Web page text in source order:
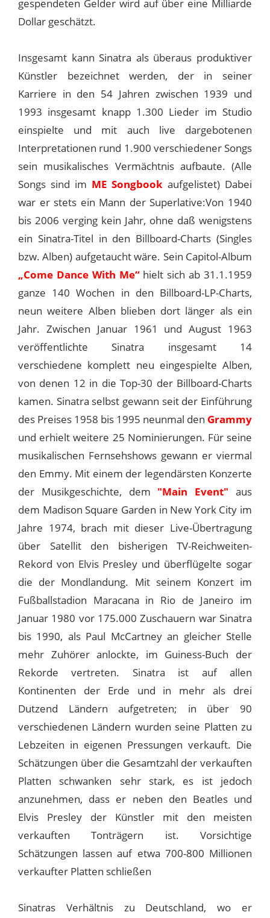
gespendeten Gelder wird auf über eine Milliarde
Dollar geschätzt.
Insgesamt kann Sinatra als überaus produktiver
Künstler bezeichnet werden, der in seiner
Karriere in den 54 Jahren zwischen 1939 und
1993 insgesamt knapp 1.300 Lieder im Studio
einspielte und mit auch live dargebotenen
Interpretationen rund 1.900 verschiedener Songs
sein musikalisches Vermächtnis aufbaute. (Alle
Songs sind im ME Songbook aufgelistet) Dabei
war er stets ein Mann der Superlative:Von 1940
bis 2006 verging kein Jahr, ohne daß wenigstens
ein Sinatra-Titel in den Billboard-Charts (Singles
bzw. Alben) aufgetaucht wäre. Sein Capitol-Album
„Come Dance With Me“hielt sich ab 31.1.1959
ganze 140 Wochen in den Billboard-LP-Charts,
neun weitere Alben blieben dort länger als ein
Jahr. Zwischen Januar 1961 und August 1963
veröffentlichte Sinatra insgesamt 14
verschiedene komplett neu eingespielte Alben,
von denen 12 in die Top-30 der Billboard-Charts
kamen. Sinatra selbst gewann seit der Einführung
des Preises 1958 bis 1995 neunmal den Grammy
und erhielt weitere 25 Nominierungen. Für seine
musikalischen Fernsehshows gewann er viermal
den Emmy. Mit einem der legendärsten Konzerte
der Musikgeschichte, dem "Main Event" aus
dem Madison Square Garden in New York City im
Jahre 1974, brach mit dieser Live-Übertragung
über Satellit den bisherigen TV-Reichweiten-
Rekord von Elvis Presley und überflügelte sogar
die der Mondlandung. Mit seinem Konzert im
Fußballstadion Maracana in Rio de Janeiro im
Januar 1980 vor 175.000 Zuschauern war Sinatra
bis 1990, als Paul McCartney an gleicher Stelle
mehr Zuhörer anlockte, im Guiness-Buch der
Rekorde vertreten. Sinatra ist auf allen
Kontinenten der Erde und in mehr als drei
Dutzend Ländern aufgetreten; in über 90
verschiedenen Ländern wurden seine Platten zu
Lebzeiten in eigenen Pressungen verkauft. Die
Schätzungen über die Gesamtzahl der verkauften
Platten schwanken sehr stark, es ist jedoch
anzunehmen, dass er neben den Beatles und
Elvis Presley der Künstler mit den meisten
verkauften Tonträgern ist. Vorsichtige
Schätzungen lassen auf etwa 700-800 Millionen
verkaufter Platten schließen
Sinatras Verhältnis zu Deutschland, wo er